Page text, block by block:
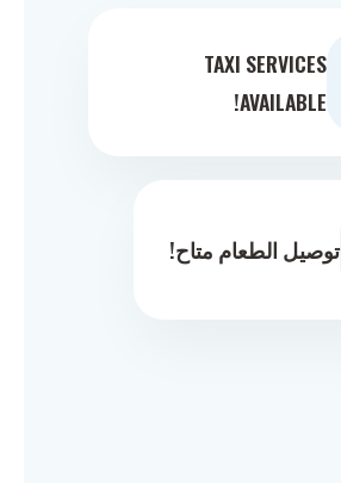
TAXI SERVICES
AVAILABLE!
توصيل الطعام متاح!